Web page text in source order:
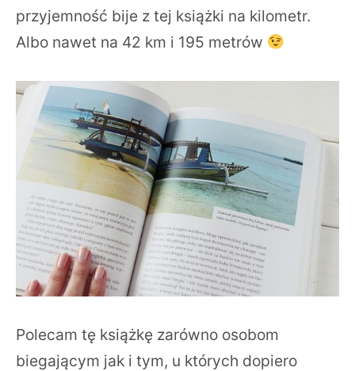
przyjemność bije z tej książki na kilometr.
Albo nawet na 42 km i 195 metrów
Polecam tę książkę zarówno osobom
biegającym jak i tym, u których dopiero